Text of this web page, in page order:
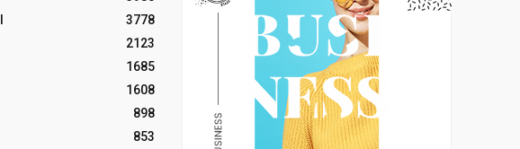
3778
2123
1685
1608
898
853